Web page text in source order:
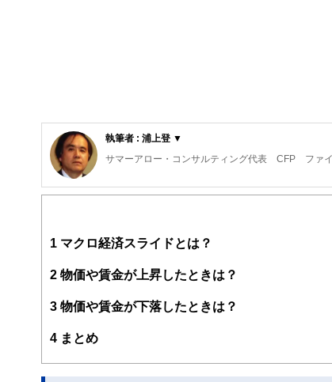
執筆者 : 浦上登 ▼
サマーアロー・コンサルティング代表 CFP ファ
東京の築地生まれ。魚市場や築地本願寺のある下町
ファイナンシャル・プランナーの上位資格である
幅広い分野をカバーし、これから人生の礎を築いて
2023年7月PHP研究所より「70歳の現役FPが教える
るい。
1 マクロ経済スライドとは？
2 物価や賃金が上昇したときは？
3 物価や賃金が下落したときは？
4 まとめ